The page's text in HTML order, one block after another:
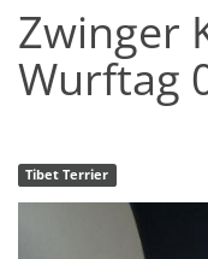
Zwinger
Wurftag
Tibet Terrier